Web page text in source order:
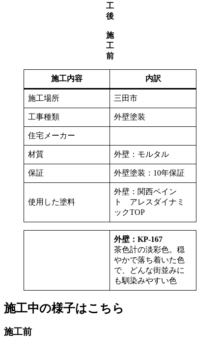
工
後
施
工
前
施工内容 内訳
施工場所 三田市
工事種類 外壁塗装
住宅メーカー
材質 外壁：モルタル
保証 外壁塗装：10年保証
使用した塗料
外壁：関西ペイン
ト アレスダイナミ
ックTOP
外壁：KP-167
茶色計の淡彩色。穏
やかで落ち着いた色
で、どんな街並みに
も馴染みやすい色
施工中の様子はこちら
施工前